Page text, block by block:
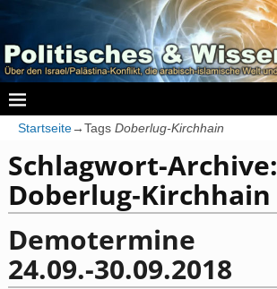
Startseite→Tags Doberlug‐Kirchhain
Schlagwort-Archive:
Doberlug‐Kirchhain
Demotermine
24.09.-30.09.2018